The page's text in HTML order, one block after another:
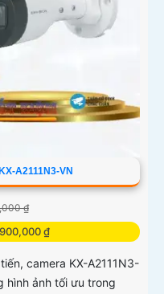
A2111N3-VN
₫
₫
camera KX-A2111N3-
hình ảnh tối ưu trong